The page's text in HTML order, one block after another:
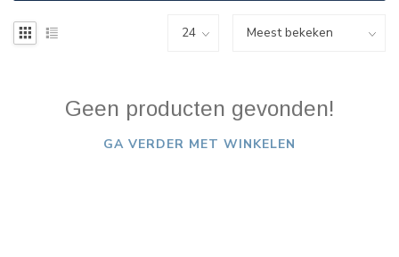
Geen producten gevonden!
GA VERDER MET WINKELEN